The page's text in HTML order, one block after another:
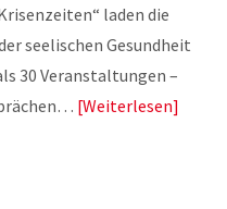
laden die
seelischen Gesundheit
30 Veranstaltungen –
Weiterlesen